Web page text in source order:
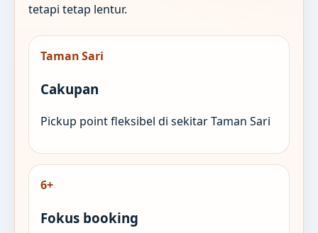
tetapi tetap lentur.
Taman Sari
Cakupan
Pickup point fleksibel di sekitar Taman Sari
6+
Fokus booking